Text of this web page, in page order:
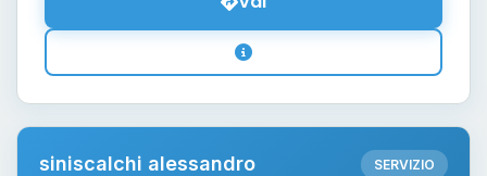
siniscalchi alessandro SERVIZIO